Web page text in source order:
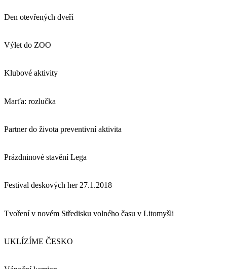
Den otevřených dveří
Výlet do ZOO
Klubové aktivity
Marťa: rozlučka
Partner do života preventivní aktivita
Prázdninové stavění Lega
Festival deskových her 27.1.2018
Tvoření v novém Středisku volného času v Litomyšli
UKLÍZÍME ČESKO